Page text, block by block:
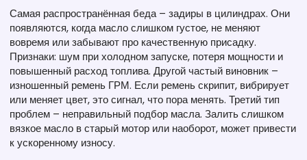
Самая распространённая беда – задиры в цилиндрах. Они
появляются, когда масло слишком густое, не меняют
вовремя или забывают про качественную присадку.
Признаки: шум при холодном запуске, потеря мощности и
повышенный расход топлива. Другой частый виновник –
изношенный ремень ГРМ. Если ремень скрипит, вибрирует
или меняет цвет, это сигнал, что пора менять. Третий тип
проблем – неправильный подбор масла. Залить слишком
вязкое масло в старый мотор или наоборот, может привести
к ускоренному износу.